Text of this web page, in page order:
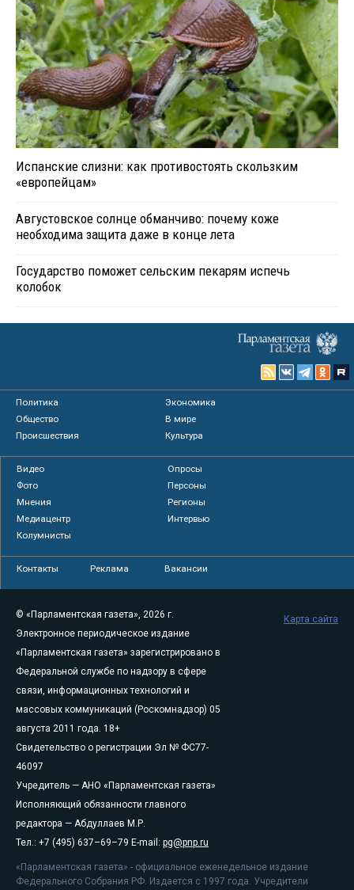
Испанские слизни: как противостоять скользким
«европейцам»
Августовское солнце обманчиво: почему коже
необходима защита даже в конце лета
Государство поможет сельским пекарям испечь
колобок
Политика
Экономика
Общество
В мире
Происшествия
Культура
Видео
Опросы
Фото
Персоны
Мнения
Регионы
Медиацентр
Интервью
Колумнисты
Контакты Реклама Вакансии
© «Парламентская газета», 2026 г.
Электронное периодическое издание
«Парламентская газета» зарегистрировано в
Федеральной службе по надзору в сфере
связи, информационных технологий и
массовых коммуникаций (Роскомнадзор) 05
августа 2011 года. 18+
Свидетельство о регистрации Эл № ФС77-
46097
Учредитель — АНО «Парламентская газета»
Исполняющий обязанности главного
редактора — Абдуллаев М.Р.
Тел.: +7 (495) 637–69–79 E-mail: pg@pnp.ru
«Парламентская газета» - официальное еженедельное издание
Федерального Собрания РФ. Издается с 1997 года. Учредители
Карта сайта